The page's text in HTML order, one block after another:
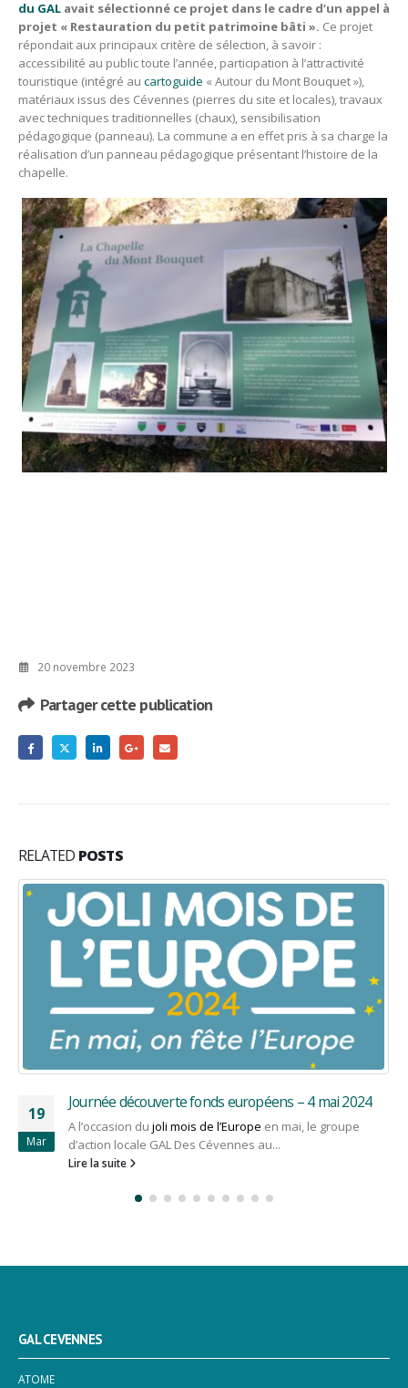
du GAL avait sélectionné ce projet dans le cadre d’un appel à
projet « Restauration du petit patrimoine bâti ». Ce projet
répondait aux principaux critère de sélection, à savoir :
accessibilité au public toute l’année, participation à l’attractivité
touristique (intégré au cartoguide « Autour du Mont Bouquet »),
matériaux issus des Cévennes (pierres du site et locales), travaux
avec techniques traditionnelles (chaux), sensibilisation
pédagogique (panneau). La commune a en effet pris à sa charge la
réalisation d’un panneau pédagogique présentant l’histoire de la
chapelle.
20 novembre 2023
Partager cette publication
RELATED POSTS
23
Juil
Un espace de travail partagé à Cendras
Retour sur un dossier du programme 2014-2022 dont le
paiement LEADER a été effectué en juillet 2025 L’espace
Biosphera, situé...
GAL CEVENNES